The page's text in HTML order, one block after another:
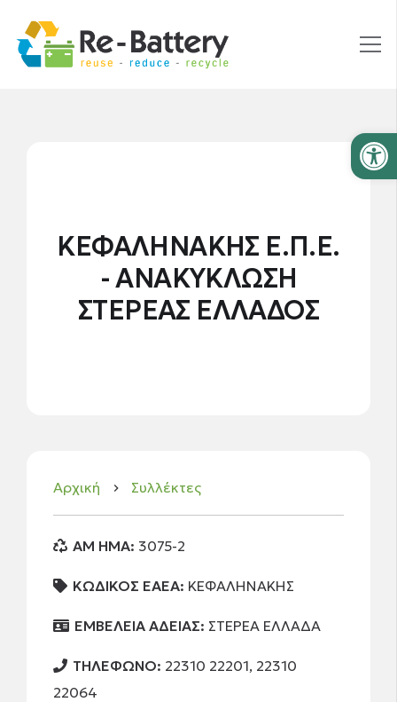
ΚΕΦΑΛΗΝΑΚΗΣ Ε.Π.Ε.
- ΑΝΑΚΥΚΛΩΣΗ
ΣΤΕΡΕΑΣ ΕΛΛΑΔΟΣ
Αρχική keyboard_arrow_right Συλλέκτες
AM HMA: 3075-2
ΚΩΔΙΚΟΣ ΕΑΕΑ: ΚΕΦΑΛΗΝΑΚΗΣ
ΕΜΒΕΛΕΙΑ ΑΔΕΙΑΣ: ΣΤΕΡΕΑ ΕΛΛΑΔΑ
ΤΗΛΕΦΩΝΟ: 22310 22201, 22310
22064